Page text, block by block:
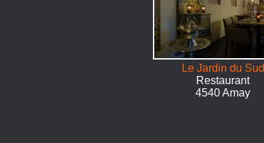
Le Jardin du Sud
Restaurant
4540 Amay